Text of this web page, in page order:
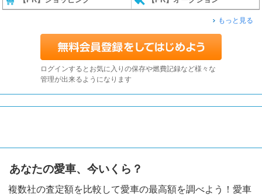
もっと見る
ログインするとお気に入りの保存や燃費記録など様々な
管理が出来るようになります
あなたの愛車、今いくら？
複数社の査定額を比較して愛車の最高額を調べよう！愛車